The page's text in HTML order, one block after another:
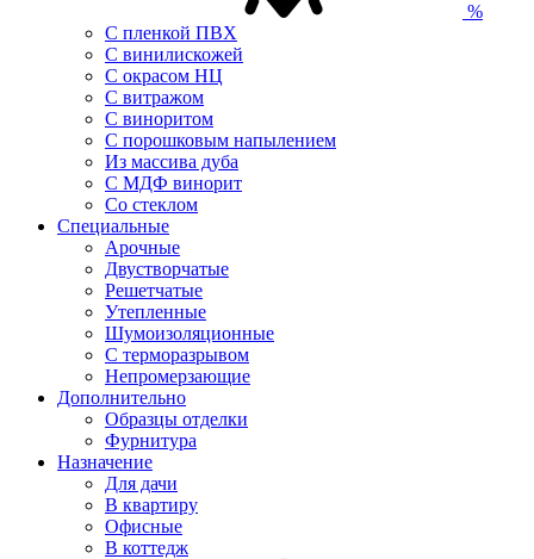
%
С пленкой ПВХ
С винилискожей
С окрасом НЦ
С витражом
С виноритом
С порошковым напылением
Из массива дуба
С МДФ винорит
Со стеклом
Специальные
Арочные
Двустворчатые
Решетчатые
Утепленные
Шумоизоляционные
С терморазрывом
Непромерзающие
Дополнительно
Образцы отделки
Фурнитура
Назначение
Для дачи
В квартиру
Офисные
В коттедж